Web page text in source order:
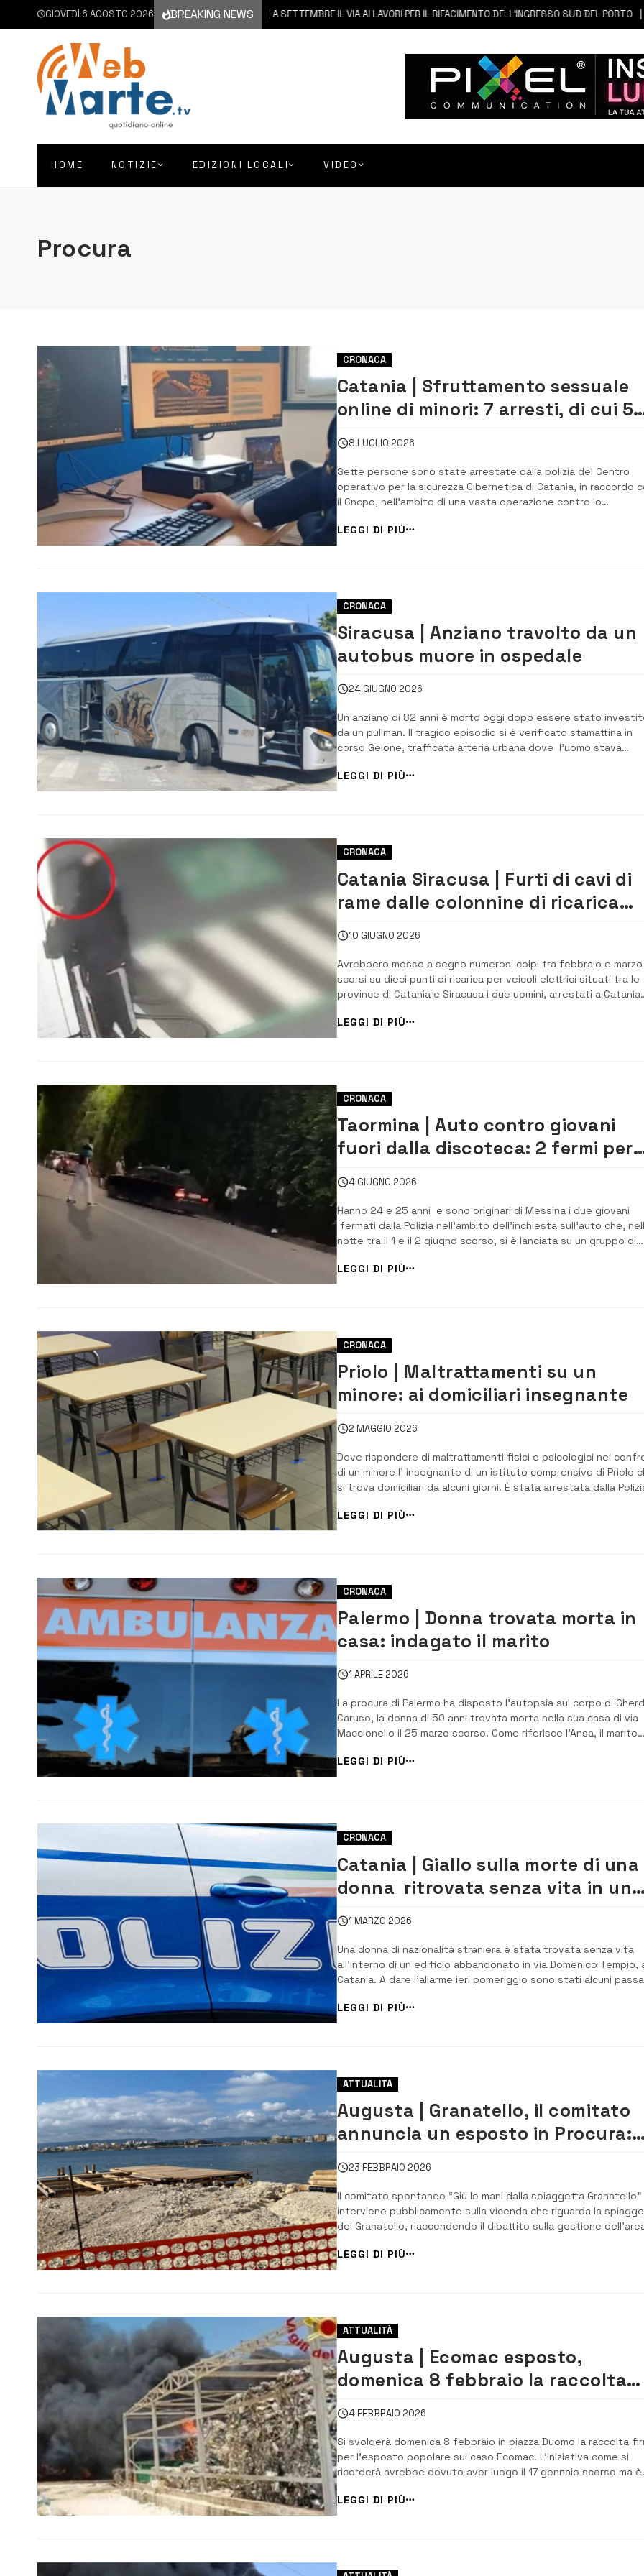
GIOVEDÌ 6 AGOSTO 2026 BREAKING NEWS
6 AGOSTO 2026 CATANIA | A SETTEMBRE IL VIA AI LAVORI PER IL RIFACIMENTO DELL’INGRESSO SUD DEL PORTO 6
HOME NOTIZIE EDIZIONI LOCALI VIDEO
Procura
CRONACA
Catania | Sfruttamento sessuale
online di minori: 7 arresti, di cui 5
nella provincia etnea. 30 indagati
8 LUGLIO 2026
Sette persone sono state arrestate dalla polizia del Centro
operativo per la sicurezza Cibernetica di Catania, in raccordo
il Cncpo, nell’ambito di una vasta operazione contro lo
divulgazione e detenzione di ingente quantità di materiale
pedopornografico. Nell’ambito dell&#...
LEGGI DI PIÙ
CRONACA
Siracusa | Anziano travolto da un
autobus muore in ospedale
24 GIUGNO 2026
Un anziano di 82 anni è morto oggi dopo essere stato
da un pullman. Il tragico episodio si è verificato stamattina in
corso Gelone, trafficata arteria urbana dove l’uomo stava
attraversando la strada sulle strisce pedonali. Ad un certo
però, per cause al vaglio della Polizia locale che ha effettuato i
rilievi e […]...
LEGGI DI PIÙ
CRONACA
Catania Siracusa | Furti di cavi di
rame dalle colonnine di ricarica
elettrica: ai domiciliari due uomini
10 GIUGNO 2026
Avrebbero messo a segno numerosi colpi tra febbraio e marzo
scorsi su dieci punti di ricarica per veicoli elettrici situati tra le
province di Catania e Siracusa i due uomini, arrestati a Catania
etnea di una serie di furti aggravati in concorso ai […]
LEGGI DI PIÙ
CRONACA
Taormina | Auto contro giovani
fuori dalla discoteca: 2 fermi per
tentato omicidio
4 GIUGNO 2026
Hanno 24 e 25 anni e sono originari di Messina i due giovani
fermati dalla Polizia nell’ambito dell’inchiesta sull’auto che,
notte tra il 1 e il 2 giugno scorso, si è lanciata su un gruppo di
giovani all’uscita di una discoteca di Taormina, ferendone due. Il
provvedimento, eseguito dalla squadra mobile...
LEGGI DI PIÙ
CRONACA
Priolo | Maltrattamenti su un
minore: ai domiciliari insegnante
2 MAGGIO 2026
Deve rispondere di maltrattamenti fisici e psicologici nei
di un minore l’ insegnante di un istituto comprensivo di Priolo
si trova domiciliari da alcuni giorni. È stata arrestata dalla
su disposizione della Procura di Siracusa che ha emesso il
provvedimento cautelare a seguito di un’ attività investigativa
ad ...
LEGGI DI PIÙ
CRONACA
Palermo | Donna trovata morta in
casa: indagato il marito
1 APRILE 2026
La procura di Palermo ha disposto l’autopsia sul corpo di
Caruso, la donna di 50 anni trovata morta nella sua casa di via
Maccionello il 25 marzo scorso. Come riferisce l’Ansa, il marito
ha raccontato ai poliziotti e a personale del 118 intervenuti […]
LEGGI DI PIÙ
CRONACA
Catania | Giallo sulla morte di una
donna ritrovata senza vita in un
edificio abbandonato
1 MARZO 2026
Una donna di nazionalità straniera è stata trovata senza vita
all’interno di un edificio abbandonato in via Domenico Tempio,
Catania. A dare l’allarme ieri pomeriggio sono stati alcuni
successo. Per questo motivo la salma è stata posta sotto
sequestro dalla procur...
LEGGI DI PIÙ
ATTUALITÀ
Augusta | Granatello, il comitato
annuncia un esposto in Procura:
“Trasparenza sulla concessione
della spiaggetta”
23 FEBBRAIO 2026
Il comitato spontaneo “Giù le mani dalla spiaggetta Granatello”
interviene pubblicamente sulla vicenda che riguarda la
del Granatello, riaccendendo il dibattito sulla gestione
annunciando che l’esposto già presentato sarà nei prossimi
trasformato in una denuncia formale alla Procura della
Al centro del...
LEGGI DI PIÙ
ATTUALITÀ
Augusta | Ecomac esposto,
domenica 8 febbraio la raccolta
firme in piazza Duomo
4 FEBBRAIO 2026
Si svolgerà domenica 8 febbraio in piazza Duomo la raccolta
per l’esposto popolare sul caso Ecomac. L’iniziativa come si
ricorderà avrebbe dovuto aver luogo il 17 gennaio scorso ma è
stata rinviata a data da destinarsi causa condizioni meteo
avverse dovute alla presenza del ciclone Harry. I cittadini sono
invitati ad accorre nel cuore [&...
LEGGI DI PIÙ